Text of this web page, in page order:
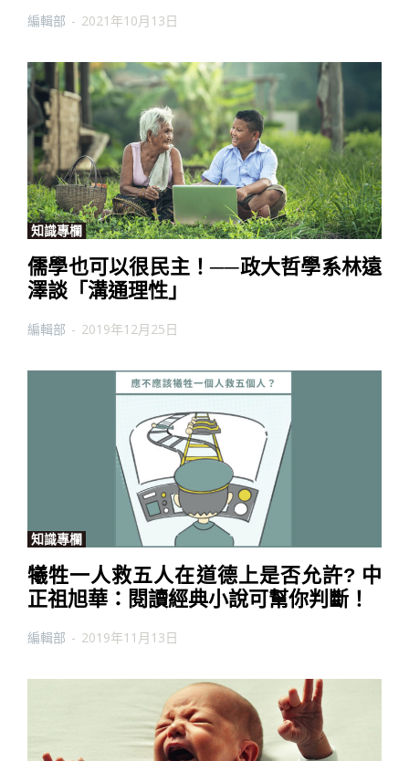
編輯部 - 2021年10月13日
知識專欄
儒學也可以很民主！──政大哲學系林遠
澤談「溝通理性」
編輯部 - 2019年12月25日
知識專欄
犧牲一人救五人在道德上是否允許? 中
正祖旭華：閱讀經典小說可幫你判斷！
編輯部 - 2019年11月13日